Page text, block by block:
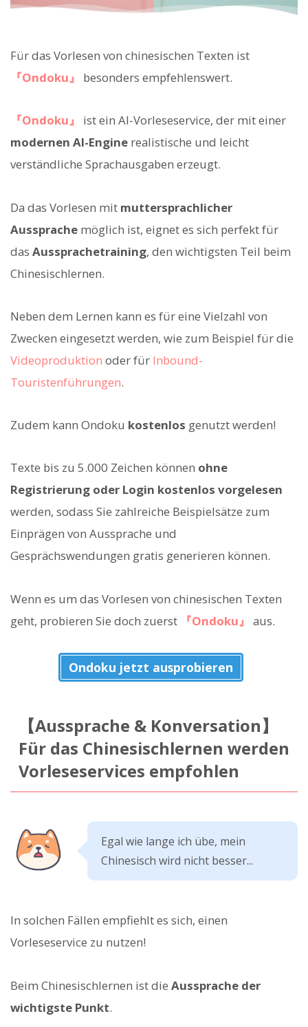
Für das Vorlesen von chinesischen Texten ist
『Ondoku』
besonders empfehlenswert.
『Ondoku』
ist ein AI-Vorleseservice, der mit einer
modernen AI-Engine realistische und leicht
verständliche Sprachausgaben erzeugt.
Da das Vorlesen mit muttersprachlicher
Aussprache möglich ist, eignet es sich perfekt für
das Aussprachetraining, den wichtigsten Teil beim
Chinesischlernen.
Neben dem Lernen kann es für eine Vielzahl von
Zwecken eingesetzt werden, wie zum Beispiel für die
Videoproduktion oder für Inbound-
Touristenführungen.
Zudem kann Ondoku kostenlos genutzt werden!
Texte bis zu 5.000 Zeichen können ohne
Registrierung oder Login kostenlos vorgelesen
werden, sodass Sie zahlreiche Beispielsätze zum
Einprägen von Aussprache und
Gesprächswendungen gratis generieren können.
Wenn es um das Vorlesen von chinesischen Texten
geht, probieren Sie doch zuerst
『Ondoku』 aus.
Ondoku jetzt ausprobieren
【Aussprache & Konversation】
Für das Chinesischlernen werden
Vorleseservices empfohlen
Egal wie lange ich übe, mein
Chinesisch wird nicht besser...
In solchen Fällen empfiehlt es sich, einen
Vorleseservice zu nutzen!
Beim Chinesischlernen ist die Aussprache der
wichtigste Punkt.